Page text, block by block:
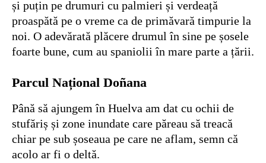
și puțin pe drumuri cu palmieri și verdeață
proaspătă pe o vreme ca de primăvară timpurie la
noi. O adevărată plăcere drumul în sine pe șosele
foarte bune, cum au spaniolii în mare parte a țării.
Parcul Național Doñana
Până să ajungem în Huelva am dat cu ochii de
stufăriș și zone inundate care păreau să treacă
chiar pe sub șoseaua pe care ne aflam, semn că
acolo ar fi o deltă.